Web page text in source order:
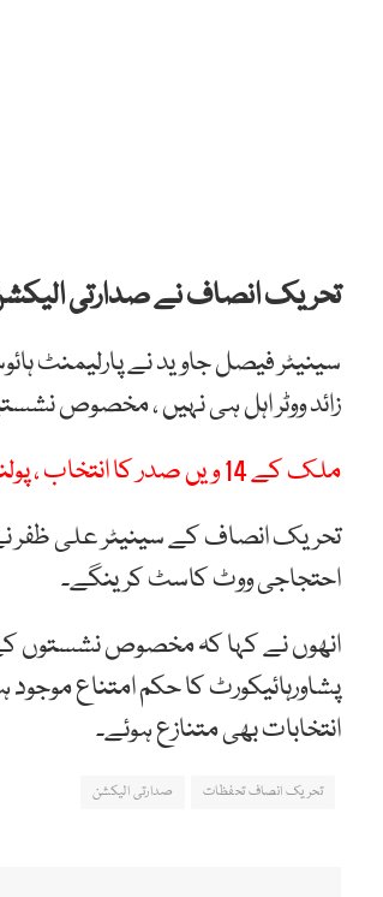
تحریک انصاف نے صدارتی الیکشن
سینیٹر فیصل جاوید نے پارلیمنٹ
زائد ووٹر اہل ہی نہیں ، مخصوص
ملک کے 14 ویں صدر کا انتخاب ، پولنگ کا عمل شروع
تحریک انصاف کے سینیٹر علی ظفر نے
احتجاجی ووٹ کاسٹ کرینگے۔
انھوں نے کہا کہ مخصوص نشستوں کے
پشاورہائیکورٹ کا حکم امتناع
انتخابات بھی متنازع ہوئے۔
تحریک انصاف تحفظات صدارتی الیکشن